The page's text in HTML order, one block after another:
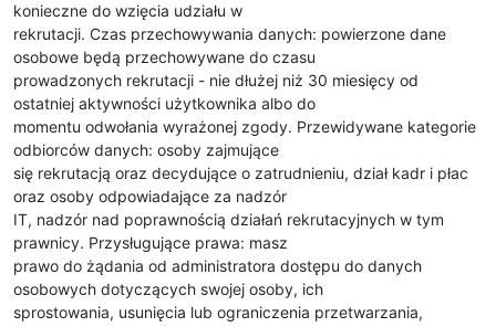
konieczne do wzięcia udziału w
rekrutacji. Czas przechowywania danych: powierzone dane
osobowe będą przechowywane do czasu
prowadzonych rekrutacji - nie dłużej niż 30 miesięcy od
ostatniej aktywności użytkownika albo do
momentu odwołania wyrażonej zgody. Przewidywane kategorie
odbiorców danych: osoby zajmujące
się rekrutacją oraz decydujące o zatrudnieniu, dział kadr i płac
oraz osoby odpowiadające za nadzór
IT, nadzór nad poprawnością działań rekrutacyjnych w tym
prawnicy. Przysługujące prawa: masz
prawo do żądania od administratora dostępu do danych
osobowych dotyczących swojej osoby, ich
sprostowania, usunięcia lub ograniczenia przetwarzania,